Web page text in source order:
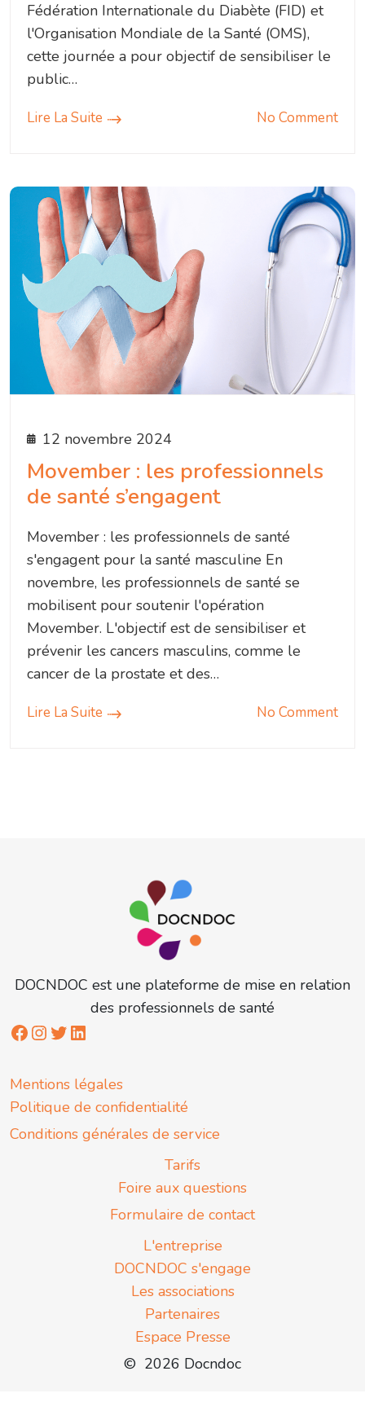
Fédération Internationale du Diabète (FID) et
l'Organisation Mondiale de la Santé (OMS),
cette journée a pour objectif de sensibiliser le
public…
Lire La Suite No Comment
12 novembre 2024
Movember : les professionnels
de santé s’engagent
Movember : les professionnels de santé
s'engagent pour la santé masculine En
novembre, les professionnels de santé se
mobilisent pour soutenir l'opération
Movember. L'objectif est de sensibiliser et
prévenir les cancers masculins, comme le
cancer de la prostate et des…
Lire La Suite No Comment
DOCNDOC est une plateforme de mise en relation
des professionnels de santé
Mentions légales
Politique de confidentialité
Conditions générales de service
Tarifs
Foire aux questions
Formulaire de contact
L'entreprise
DOCNDOC s'engage
Les associations
Partenaires
Espace Presse
© 2026 Docndoc